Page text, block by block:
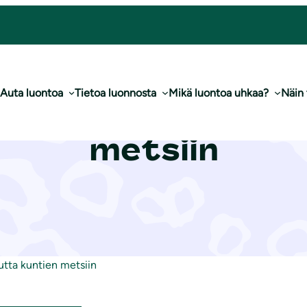
Auta luontoa Tietoa luonnosta Mikä luontoa uhkaa?
–
metsiin
kuntien metsiin